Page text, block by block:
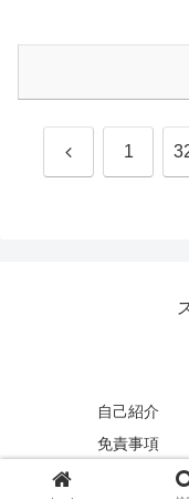
前 1
自己紹介
免責事項
Copyright © 2017-